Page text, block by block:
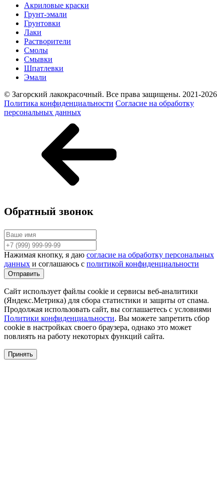
Акриловые краски
Грунт-эмали
Грунтовки
Лаки
Растворители
Смолы
Смывки
Шпатлевки
Эмали
© Загорский лакокрасочный. Все права защищены. 2021-2026
Политика конфиденциальности Согласие на обработку
персональных данных
Обратный звонок
Нажимая кнопку, я даю согласие на обработку персональных
данных и соглашаюсь с политикой конфиденциальности
Сайт использует файлы cookie и сервисы веб-аналитики
(Яндекс.Метрика) для сбора статистики и защиты от спама.
Продолжая использовать сайт, вы соглашаетесь с условиями
Политики конфиденциальности. Вы можете запретить сбор
cookie в настройках своего браузера, однако это может
повлиять на работу некоторых функций сайта.
Принять